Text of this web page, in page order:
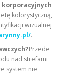
korporacyjnych
kolorystyczną,
wizualnej
.
Przede
nad strefami
system nie